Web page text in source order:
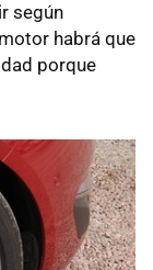
según
habrá que
porque